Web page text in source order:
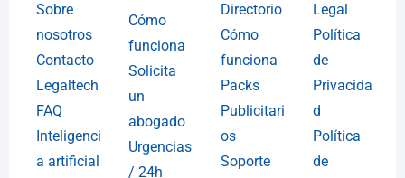
Sobre
nosotros
Contacto
Legaltech
FAQ
Inteligenci
a artificial
Cómo
funciona
Solicita
un
abogado
Urgencias
/ 24h
Directorio
Cómo
funciona
Packs
Publicitari
os
Soporte
Legal
Política
de
Privacida
d
Política
de